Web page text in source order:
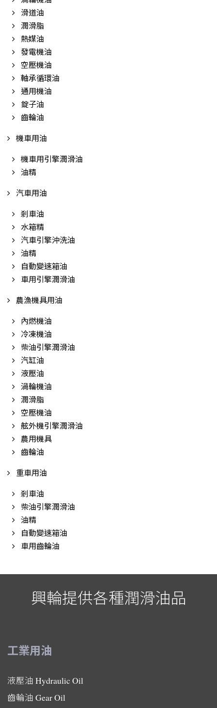
滑道油
潤滑脂
熱媒油
發電機油
空壓機油
軸承循環油
通用機油
錠子油
齒輪油
機車用油
機車用引擎潤滑油
油精
汽車用油
剎車油
水箱精
汽車引擎沖洗油
油精
自動變速箱油
車用引擎潤滑油
農漁機具用油
內燃機油
冷凍機油
柴油引擎潤滑油
汽缸油
液壓油
渦輪機油
潤滑脂
空壓機油
舷外機引擎潤滑油
農用機具
齒輪油
重車用油
剎車油
柴油引擎潤滑油
油精
自動變速箱油
車用齒輪油
興輪提供各種潤滑油品
工業用油
液壓油 Hydraulic Oil
齒輪油 Gear Oil